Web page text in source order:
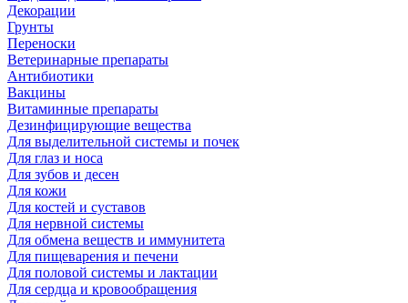
Декорации
Грунты
Переноски
Ветеринарные препараты
Антибиотики
Вакцины
Витаминные препараты
Дезинфицирующие вещества
Для выделительной системы и почек
Для глаз и носа
Для зубов и десен
Для кожи
Для костей и суставов
Для нервной системы
Для обмена веществ и иммунитета
Для пищеварения и печени
Для половой системы и лактации
Для сердца и кровообращения